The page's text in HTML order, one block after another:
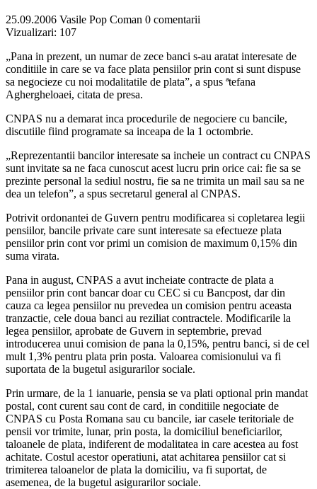
25.09.2006 Vasile Pop Coman 0 comentarii
Vizualizari: 107
„Pana in prezent, un numar de zece banci s-au aratat interesate de
conditiile in care se va face plata pensiilor prin cont si sunt dispuse
sa negocieze cu noi modalitatile de plata”, a spus ªtefana
Aghergheloaei, citata de presa.
CNPAS nu a demarat inca procedurile de negociere cu bancile,
discutiile fiind programate sa inceapa de la 1 octombrie.
„Reprezentantii bancilor interesate sa incheie un contract cu CNPAS
sunt invitate sa ne faca cunoscut acest lucru prin orice cai: fie sa se
prezinte personal la sediul nostru, fie sa ne trimita un mail sau sa ne
dea un telefon”, a spus secretarul general al CNPAS.
Potrivit ordonantei de Guvern pentru modificarea si copletarea legii
pensiilor, bancile private care sunt interesate sa efectueze plata
pensiilor prin cont vor primi un comision de maximum 0,15% din
suma virata.
Pana in august, CNPAS a avut incheiate contracte de plata a
pensiilor prin cont bancar doar cu CEC si cu Bancpost, dar din
cauza ca legea pensiilor nu prevedea un comision pentru aceasta
tranzactie, cele doua banci au reziliat contractele. Modificarile la
legea pensiilor, aprobate de Guvern in septembrie, prevad
introducerea unui comision de pana la 0,15%, pentru banci, si de cel
mult 1,3% pentru plata prin posta. Valoarea comisionului va fi
suportata de la bugetul asigurarilor sociale.
Prin urmare, de la 1 ianuarie, pensia se va plati optional prin mandat
postal, cont curent sau cont de card, in conditiile negociate de
CNPAS cu Posta Romana sau cu bancile, iar casele teritoriale de
pensii vor trimite, lunar, prin posta, la domiciliul beneficiarilor,
taloanele de plata, indiferent de modalitatea in care acestea au fost
achitate. Costul acestor operatiuni, atat achitarea pensiilor cat si
trimiterea taloanelor de plata la domiciliu, va fi suportat, de
asemenea, de la bugetul asigurarilor sociale.